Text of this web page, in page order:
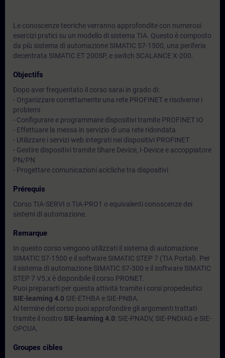
Le conoscenze teoriche verranno approfondite con numerosi
esercizi pratici su un modello di sistema TIA. Questo è composto
da più sistema di automazione SIMATIC S7-1500, una periferia
decentrata SIMATIC ET 200SP, e switch SCALANCE X-200.
Objectifs
Dopo aver frequentato il corso sarai in grado di:
- Organizzare correttamente una rete PROFINET e risolverne i
problemi
- Configurare e programmare dispositivi tramite PROFINET IO
- Effettuare la messa in servizio di una rete ridondata
- Utilizzare i servizi web integrati nei dispositivi PROFINET
- Gestire dispositivi tramite Share Device, I-Device e accoppiatore
PN/PN
- Progettare comunicazioni acicliche tra dispositivi
Prérequis
Corso TIA-SERVI o TIA-PRO1 o equivalenti conoscenze dei
sistemi di automazione.
Remarque
In questo corso vengono utilizzati il sistema di automazione
SIMATIC S7-1500 e il software SIMATIC STEP 7 (TIA Portal). Per
il sistema di automazione SIMATIC S7-300 e il software SIMATIC
STEP 7 V5.x è disponibile il corso PRONET.
Puoi prepararti per questa attività tramite i corsi propedeutici
SIE-learning 4.0 SIE-ETHBA e SIE-PNBA.
Al termine del corso puoi approfondire gli argomenti trattati
tramite il nostro SIE-learning 4.0: SIE-PNADV, SIE-PNDIAG e SIE-
OPCUA.
Groupes cibles